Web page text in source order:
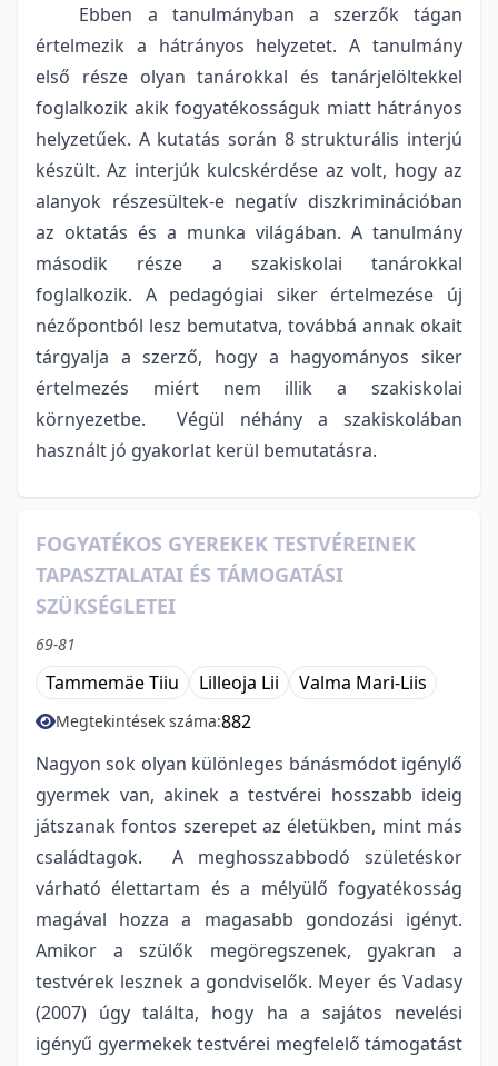
Ebben a tanulmányban a szerzők tágan
értelmezik a hátrányos helyzetet. A tanulmány
első része olyan tanárokkal és tanárjelöltekkel
foglalkozik akik fogyatékosságuk miatt hátrányos
helyzetűek. A kutatás során 8 strukturális interjú
készült. Az interjúk kulcskérdése az volt, hogy az
alanyok részesültek-e negatív diszkriminációban
az oktatás és a munka világában. A tanulmány
második része a szakiskolai tanárokkal
foglalkozik. A pedagógiai siker értelmezése új
nézőpontból lesz bemutatva, továbbá annak okait
tárgyalja a szerző, hogy a hagyományos siker
értelmezés miért nem illik a szakiskolai
környezetbe. Végül néhány a szakiskolában
használt jó gyakorlat kerül bemutatásra.
FOGYATÉKOS GYEREKEK TESTVÉREINEK
TAPASZTALATAI ÉS TÁMOGATÁSI
SZÜKSÉGLETEI
69-81
Tammemäe Tiiu Lilleoja Lii Valma Mari-Liis
Megtekintések száma:882
Nagyon sok olyan különleges bánásmódot igénylő
gyermek van, akinek a testvérei hosszabb ideig
játszanak fontos szerepet az életükben, mint más
családtagok. A meghosszabbodó születéskor
várható élettartam és a mélyülő fogyatékosság
magával hozza a magasabb gondozási igényt.
Amikor a szülők megöregszenek, gyakran a
testvérek lesznek a gondviselők. Meyer és Vadasy
(2007) úgy találta, hogy ha a sajátos nevelési
igényű gyermekek testvérei megfelelő támogatást